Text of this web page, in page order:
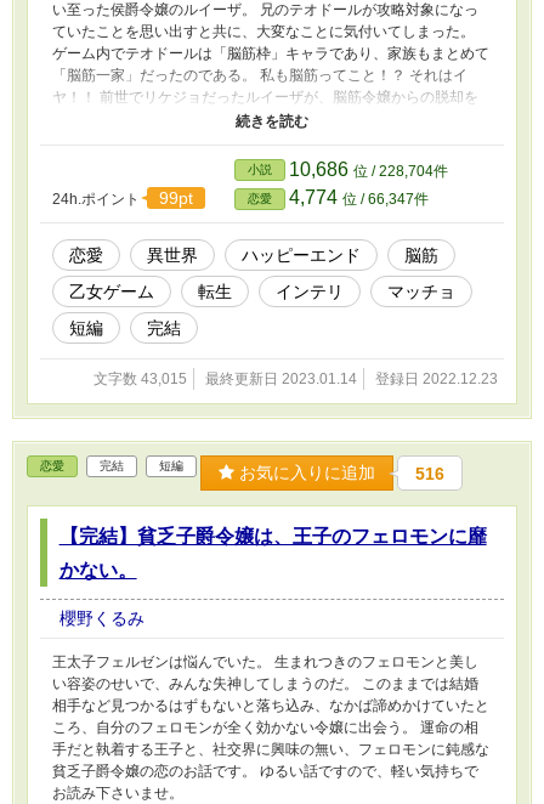
い至った侯爵令嬢のルイーザ。 兄のテオドールが攻略対象になっ
ていたことを思い出すと共に、大変なことに気付いてしまった。
ゲーム内でテオドールは「脳筋枠」キャラであり、家族もまとめて
「脳筋一家」だったのである。 私も脳筋ってこと！？ それはイ
ヤ！！ 前世でリケジョだったルイーザが、脳筋令嬢からの脱却を
目指し奮闘したら、推しの攻略対象のインテリ公爵令息と恋に落ち
たお話です。 ゆるく軽いラブコメ目指しています。 最終話が長く
なってしまいましたが、完結しました。 小説家になろう様でも投
稿を始めました。少し修正したところがあります。
24h.ポイント
99pt
小説 10,686 位 / 228,704件
恋愛 4,774 位 / 66,347件
恋愛 異世界 ハッピーエンド
脳筋
乙女ゲーム
転生 インテリ
マッチョ
短編
完結
文字数 43,015 最終更新日 2023.01.14 登録日 2022.12.23
恋愛 完結 短編 お気に入りに追加 516
【完結】貧乏子爵令嬢は、王子のフェロモンに靡
かない。
櫻野くるみ
王太子フェルゼンは悩んでいた。 生まれつきのフェロモンと美し
い容姿のせいで、みんな失神してしまうのだ。 このままでは結婚
相手など見つかるはずもないと落ち込み、なかば諦めかけていたと
ころ、自分のフェロモンが全く効かない令嬢に出会う。 運命の相
手だと執着する王子と、社交界に興味の無い、フェロモンに鈍感な
貧乏子爵令嬢の恋のお話です。 ゆるい話ですので、軽い気持ちで
お読み下さいませ。